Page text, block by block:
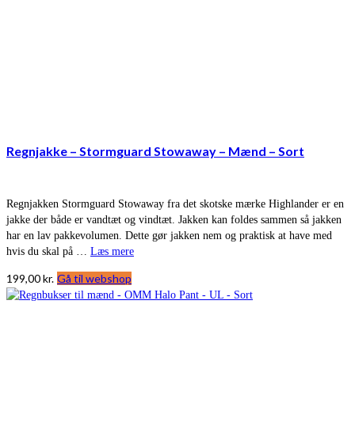
Regnjakke – Stormguard Stowaway – Mænd – Sort
Regnjakken Stormguard Stowaway fra det skotske mærke Highlander er en
jakke der både er vandtæt og vindtæt. Jakken kan foldes sammen så jakken
har en lav pakkevolumen. Dette gør jakken nem og praktisk at have med
hvis du skal på … Læs mere
199,00kr. Gå til webshop